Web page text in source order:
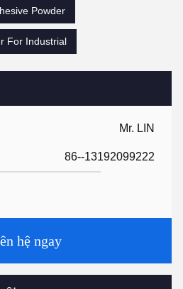
Mr. LIN
86--13192099222
hệ ngay
Powder
For Industrial